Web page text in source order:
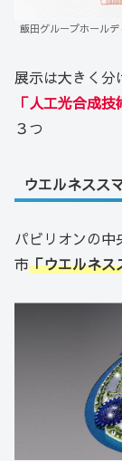
飯田グループホール
展示は大きく分
「人工光合成
３つ
ウエルネスス
パビリオンの
市「ウエルネ